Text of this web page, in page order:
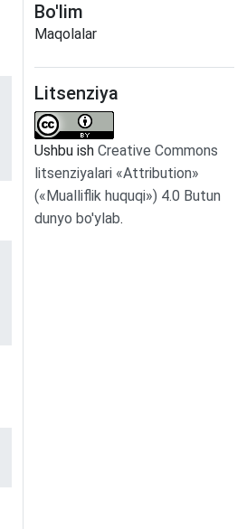
Bo'lim
Maqolalar
Litsenziya
Ushbu ish Creative Commons
litsenziyalari «Attribution»
(«Mualliflik huquqi») 4.0 Butun
dunyo bo'ylab.